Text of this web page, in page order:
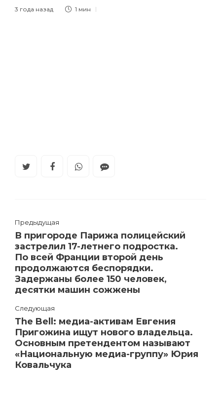
3 года назад 1 мин
Предыдущая
В пригороде Парижа полицейский
застрелил 17-летнего подростка.
По всей Франции второй день
продолжаются беспорядки.
Задержаны более 150 человек,
десятки машин сожжены
Следующая
The Bell: медиа-активам Евгения
Пригожина ищут нового владельца.
Основным претендентом называют
«Национальную медиа-группу» Юрия
Ковальчука